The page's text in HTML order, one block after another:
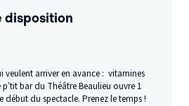
disposition
veulent arriver en avance : vitamines
bar du Théâtre Beaulieu ouvre 1
début du spectacle. Prenez le temps !